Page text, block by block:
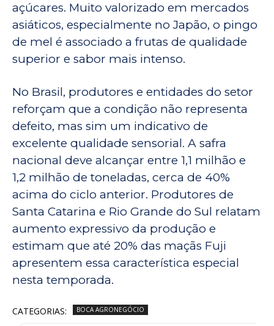
açúcares. Muito valorizado em mercados
asiáticos, especialmente no Japão, o pingo
de mel é associado a frutas de qualidade
superior e sabor mais intenso.
No Brasil, produtores e entidades do setor
reforçam que a condição não representa
defeito, mas sim um indicativo de
excelente qualidade sensorial. A safra
nacional deve alcançar entre 1,1 milhão e
1,2 milhão de toneladas, cerca de 40%
acima do ciclo anterior. Produtores de
Santa Catarina e Rio Grande do Sul relatam
aumento expressivo da produção e
estimam que até 20% das maçãs Fuji
apresentem essa característica especial
nesta temporada.
CATEGORIAS: BOCA AGRONEGÓCIO